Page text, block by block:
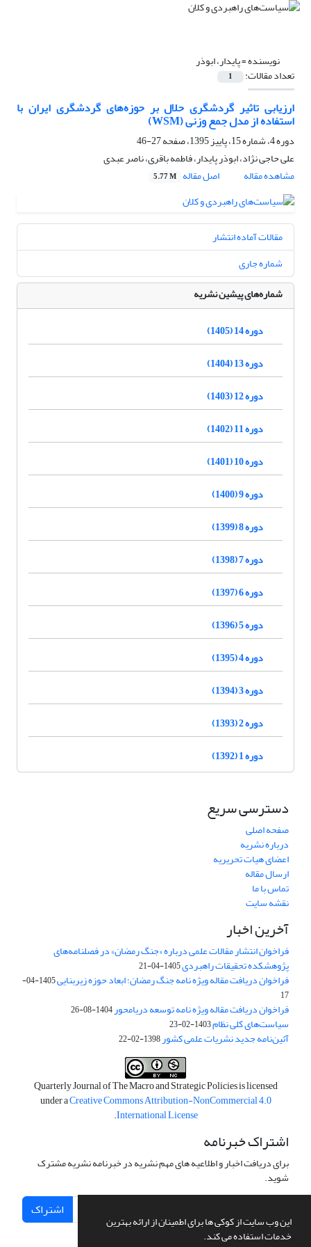
این وب سایت از کوکی ها برای اطمینان از ارائه بهترین
خدمات استفاده می کند.
نویسنده =پایدار، ابوذر
تعداد مقالات: 1
ارزیابی تاثیر گردشگری حلال بر حوزه‌های گردشگری ایران با
استفاده از مدل جمع وزنی (WSM)
دوره 4، شماره 15، پاییز 1395، صفحه
27-46
علی حاجی نژاد، ابوذر پایدار، فاطمه باقری، ناصر عبدی
مشاهده مقاله
اصل مقاله 5.77 M
مقالات آماده انتشار
شماره جاری
شماره‌های پیشین نشریه
دوره 14 (1405)
دوره 13 (1404)
دوره 12 (1403)
دوره 11 (1402)
دوره 10 (1401)
دوره 9 (1400)
دوره 8 (1399)
دوره 7 (1398)
دوره 6 (1397)
دوره 5 (1396)
دوره 4 (1395)
دوره 3 (1394)
دوره 2 (1393)
دوره 1 (1392)
دسترسی سریع
صفحه اصلی
درباره نشریه
اعضای هیات تحریریه
ارسال مقاله
تماس با ما
نقشه سایت
آخرین اخبار
فراخوان انتشار مقالات علمی درباره «جنگ رمضان» در فصلنامه‌های
پژوهشکده تحقیقات راهبردی1405-04-21
فراخوان دریافت مقاله ویژه نامه جنگ رمضان؛ ابعاد حوزه زیربنایی
1405-04-
17
فراخوان دریافت مقاله ویژه نامه توسعه دریامحور1404-08-26
سیاست‌های کلی نظام1403-02-23
آئین‌نامه جدید نشریات علمی کشور1398-02-22
Quarterly Journal of The Macro and Strategic Policies is licensed
under aCreative Commons Attribution-NonCommercial 4.0
International License
.
اشتراک خبرنامه
برای دریافت اخبار و اطلاعیه های مهم نشریه در خبرنامه نشریه مشترک
شوید.
اشتراک